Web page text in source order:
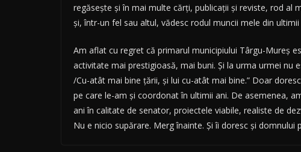
regăsește și în mai multe cărți, publicații și reviste, rod al
și, într-un fel sau altul, vădesc rodul muncii mele din ultimii
Am aflat cu regret că primarul municipiului Târgu-Mureș
activitate mai prestigioasă, mai buni. Și la urma urmei nu
/Cu-atât mai bine țării, și lui cu-atât mai bine.” Doar
pe care le-am și coordonat în ultimii ani. De asemenea,
ani în calitate de senator, proiectele viabile, realiste de
Nu e nicio supărare. Merg înainte. Și îi doresc și